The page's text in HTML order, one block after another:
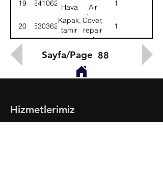
194324106224Hava
kurutucu
Air
dryer
1
209753036212
Kapak,
tamir
takımı
Cover,
repair
kit
1
Sayfa/Page 88
Hizmetlerimiz